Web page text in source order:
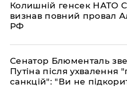
Колишній генсек НАТО
визнав повний провал
РФ
Сенатор Блюменталь
Путіна після ухвалення
санкцій": "Ви не